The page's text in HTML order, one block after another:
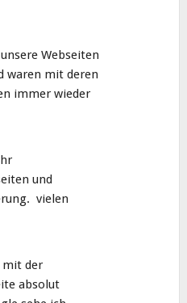
Webseiten
waren mit deren
immer wieder
und
vielen
mit der
absolut